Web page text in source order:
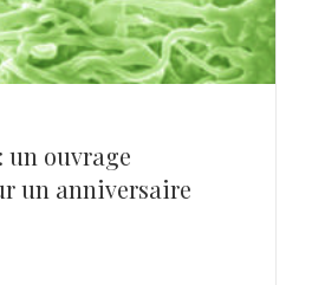
ouvrage
un anniversaire